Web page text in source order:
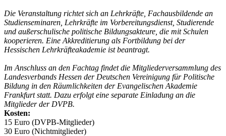
Die Veranstaltung richtet sich an Lehrkräfte, Fachausbildende an
Studienseminaren, Lehrkräfte im Vorbereitungsdienst, ­Studierende
und außerschulische politische Bildungsakteure, die mit Schulen
kooperieren. Eine Akkreditierung als Fortbildung bei der
Hessischen Lehrkräfteakademie ist beantragt.
Im Anschluss an den Fachtag findet die Mitgliederversammlung des
Landesverbands Hessen der Deutschen Vereinigung für Politische
Bildung in den Räumlichkeiten der Evangelischen Akademie
Frankfurt statt. Dazu erfolgt eine separate Einladung an die
Mitglieder der DVPB.
Kosten:
15 Euro (DVPB-Mitglieder)
30 Euro (Nichtmitglieder)